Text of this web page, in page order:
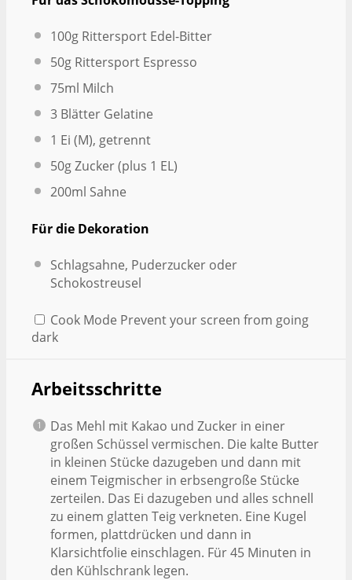
100g Rittersport Edel-Bitter
50g Rittersport Espresso
75ml Milch
3 Blätter Gelatine
1 Ei (M), getrennt
50gZucker (plus 1 EL)
200ml Sahne
Für die Dekoration
Schlagsahne, Puderzucker oder
Schokostreusel
Cook Mode Prevent your screen from going
dark
Arbeitsschritte
Das Mehl mit Kakao und Zucker in einer
großen Schüssel vermischen. Die kalte Butter
in kleinen Stücke dazugeben und dann mit
einem Teigmischer in erbsengroße Stücke
zerteilen. Das Ei dazugeben und alles schnell
zu einem glatten Teig verkneten. Eine Kugel
formen, plattdrücken und dann in
Klarsichtfolie einschlagen. Für 45 Minuten in
den Kühlschrank legen.